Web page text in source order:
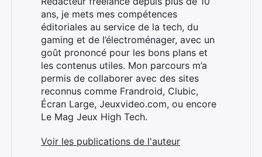
ans, je mets mes compétences
éditoriales au service de la tech, du
gaming et de l’électroménager, avec un
goût prononcé pour les bons plans et
les contenus utiles. Mon parcours m’a
permis de collaborer avec des sites
reconnus comme Frandroid, Clubic,
Écran Large, Jeuxvideo.com, ou encore
Le Mag Jeux High Tech.
Voir les publications de l'auteur
Rechercher